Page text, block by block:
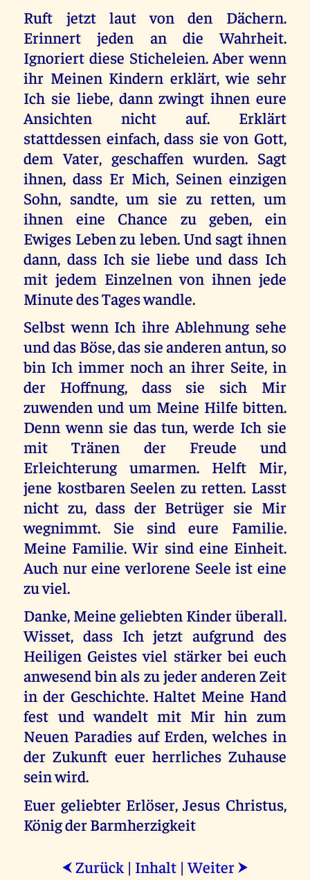
Ruft jetzt laut von den Dächern.
Erinnert jeden an die Wahrheit.
Ignoriert diese Sticheleien. Aber wenn
ihr Meinen Kindern erklärt, wie sehr
Ich sie liebe, dann zwingt ihnen eure
Ansichten nicht auf. Erklärt
stattdessen einfach, dass sie von Gott,
dem Vater, geschaffen wurden. Sagt
ihnen, dass Er Mich, Seinen einzigen
Sohn, sandte, um sie zu retten, um
ihnen eine Chance zu geben, ein
Ewiges Leben zu leben. Und sagt ihnen
dann, dass Ich sie liebe und dass Ich
mit jedem Einzelnen von ihnen jede
Minute des Tages wandle.
Selbst wenn Ich ihre Ablehnung sehe
und das Böse, das sie anderen antun, so
bin Ich immer noch an ihrer Seite, in
der Hoffnung, dass sie sich Mir
zuwenden und um Meine Hilfe bitten.
Denn wenn sie das tun, werde Ich sie
mit Tränen der Freude und
Erleichterung umarmen. Helft Mir,
jene kostbaren Seelen zu retten. Lasst
nicht zu, dass der Betrüger sie Mir
wegnimmt. Sie sind eure Familie.
Meine Familie. Wir sind eine Einheit.
Auch nur eine verlorene Seele ist eine
zu viel.
Danke, Meine geliebten Kinder überall.
Wisset, dass Ich jetzt aufgrund des
Heiligen Geistes viel stärker bei euch
anwesend bin als zu jeder anderen Zeit
in der Geschichte. Haltet Meine Hand
fest und wandelt mit Mir hin zum
Neuen Paradies auf Erden, welches in
der Zukunft euer herrliches Zuhause
sein wird.
Euer geliebter Erlöser, Jesus Christus,
König der Barmherzigkeit
⮜ Zurück | Inhalt |Weiter ⮞